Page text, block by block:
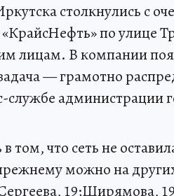
столкнулись с
по улице
лицам. В компании
— грамотно
службе администрации
том, что сеть не
можно на
19;Ширямова,